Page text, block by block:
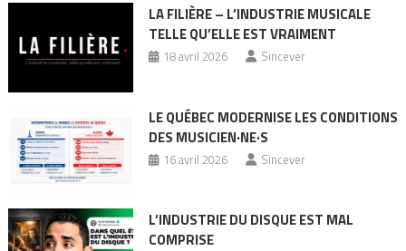
LA FILIÈRE – L’INDUSTRIE MUSICALE
TELLE QU’ELLE EST VRAIMENT
18 avril 2026 Sincever
LE QUÉBEC MODERNISE LES CONDITIONS
DES MUSICIEN·NE·S
16 avril 2026 Sincever
L’INDUSTRIE DU DISQUE EST MAL
COMPRISE